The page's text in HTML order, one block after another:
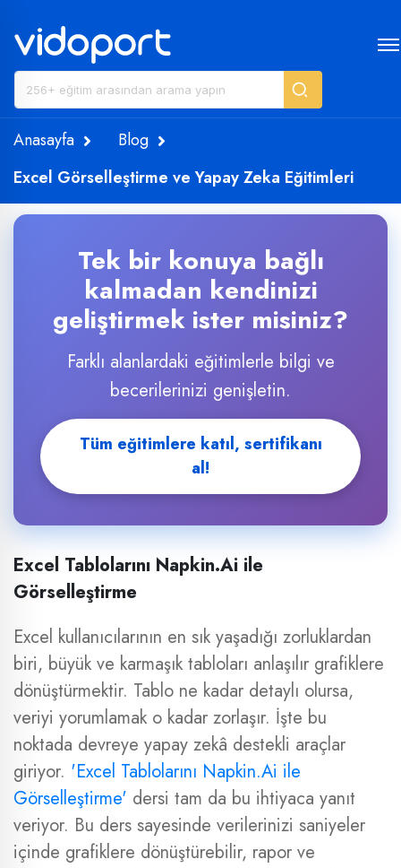
Anasayfa
Blog
Excel Görselleştirme ve Yapay Zeka Eğitimleri
Tek bir konuya bağlı
kalmadan kendinizi
geliştirmek ister misiniz?
Farklı alanlardaki eğitimlerle bilgi ve
becerilerinizi genişletin.
Tüm eğitimlere katıl, sertifikanı
al!
Excel Tablolarını Napkin.Ai ile
Görselleştirme
Excel kullanıcılarının en sık yaşadığı zorluklardan
biri, büyük ve karmaşık tabloları anlaşılır grafiklere
dönüştürmektir. Tablo ne kadar detaylı olursa,
veriyi yorumlamak o kadar zorlaşır. İşte bu
noktada devreye yapay zekâ destekli araçlar
giriyor. 'Excel Tablolarını Napkin.Ai ile
Görselleştirme' dersi tam da bu ihtiyaca yanıt
veriyor. Bu ders sayesinde verilerinizi saniyeler
içinde grafiklere dönüştürebilir, rapor ve